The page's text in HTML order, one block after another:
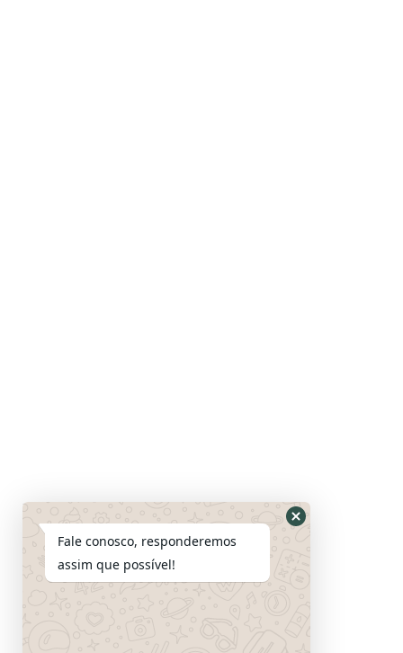
Fale conosco, responderemos
assim que possível!